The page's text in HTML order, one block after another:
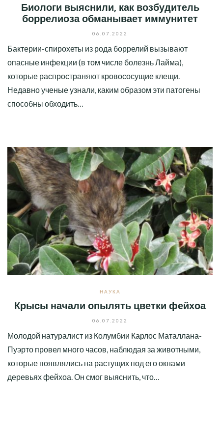
Биологи выяснили, как возбудитель
боррелиоза обманывает иммунитет
06.07.2022
Бактерии-спирохеты из рода боррелий вызывают
опасные инфекции (в том числе болезнь Лайма),
которые распространяют кровососущие клещи.
Недавно ученые узнали, каким образом эти патогены
способны обходить…
НАУКА
Крысы начали опылять цветки фейхоа
06.07.2022
Молодой натуралист из Колумбии Карлос Маталлана-
Пуэрто провел много часов, наблюдая за животными,
которые появлялись на растущих под его окнами
деревьях фейхоа. Он смог выяснить, что…